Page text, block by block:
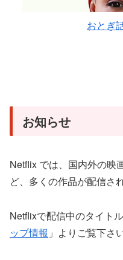
おとぎ
お知らせ
Netflix では、国内外の映
ど、多くの作品が配信さ
Netflixで配信中のタイト
ップ情報 」よりご覧下さい